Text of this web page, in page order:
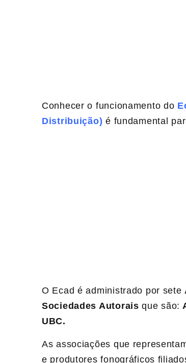
Conhecer o funcionamento do
Distribuição) é fundamental
O Ecad é administrado por sete
Sociedades Autorais que são:
UBC.
As associações que
e produtores fonográficos